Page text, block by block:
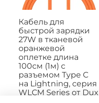
Кабель для
быстрой зарядки
27W в тканевой
оранжевой
оплетке длина
100см (1м) с
разъемом Type C
на Lightning, серия
WLCM Series от Dux